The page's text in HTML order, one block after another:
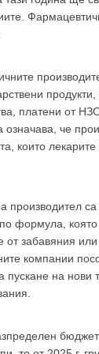
продукти,
платени от
че
които лекарите
са
формула, която
от забавяния
компании
на нови